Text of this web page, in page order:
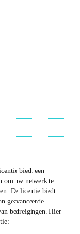
biedt een
om uw netwerk te
De licentie biedt
geavanceerde
bedreigingen. Hier